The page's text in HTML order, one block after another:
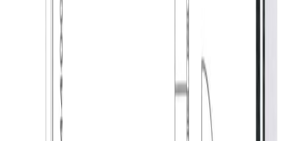
– appartement volledig voorzien van vloerverwarming;
– voorzien van een eigen parkeerplaats en berging in de
– huurder dient zelf contracten voor nutsvoorzieningen
af te sluiten;
– nabij vele voorzieningen zoals winkels, sport, cafés
en restaurants;
– goede verbinding met openbaar vervoer, bushalte